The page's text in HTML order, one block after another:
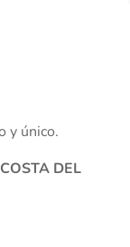
y único.
DEL